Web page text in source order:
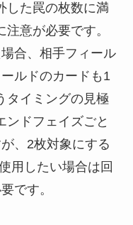
した罠の枚数に満
意が必要です。
合、相手フィール
ルドのカードも1
タイミングの見極
ドフェイズごと
、2枚対象にする
用したい場合は回
です。